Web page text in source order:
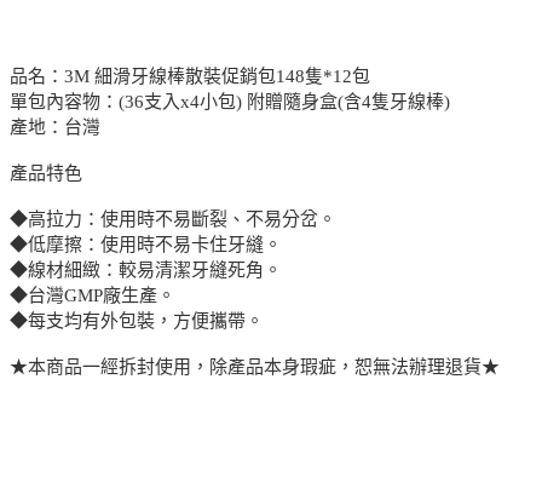
品名：3M 細滑牙線棒散裝促銷包148隻*12包
單包內容物：(36支入x4小包) 附贈隨身盒(含4隻牙線棒)
產地：台灣
產品特色
◆高拉力：使用時不易斷裂、不易分岔。
◆低摩擦：使用時不易卡住牙縫。
◆線材細緻：較易清潔牙縫死角。
◆台灣GMP廠生產。
◆每支均有外包裝，方便攜帶。
★本商品一經拆封使用，除產品本身瑕疵，恕無法辦理退貨★